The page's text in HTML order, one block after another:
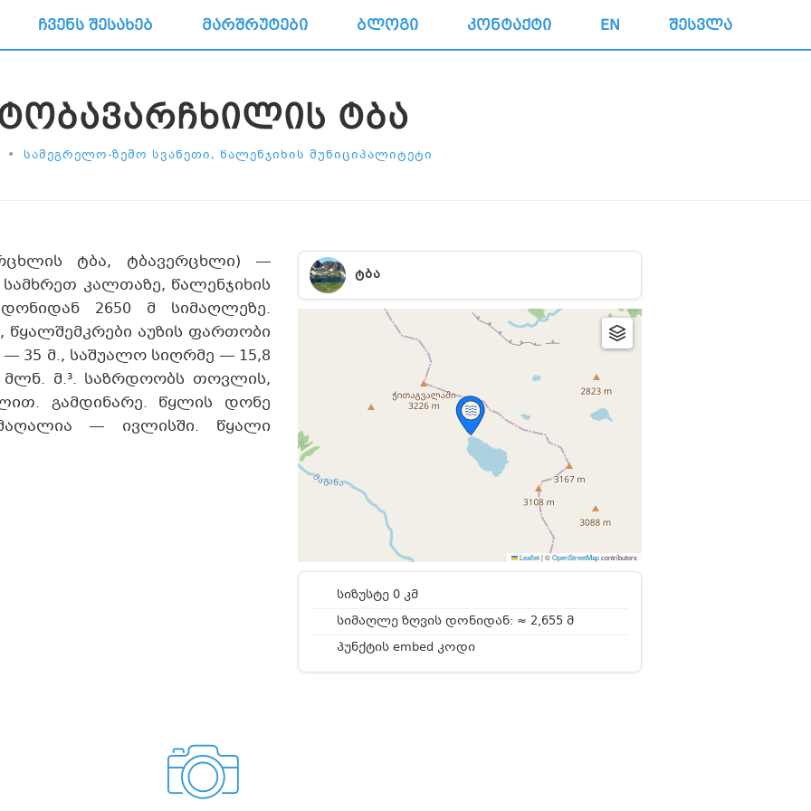
ᲩᲕᲔᲜᲡ ᲨᲔᲡᲐᲮᲔᲑ ᲛᲐᲠᲨᲠᲣᲢᲔᲑᲘ ᲑᲚᲝᲒᲘ ᲙᲝᲜᲢᲐᲥᲢᲘ EN ᲨᲔᲡᲕᲚᲐ
ᲢᲑᲐ
• ᲡᲐᲛᲔᲒᲠᲔᲚᲝ-ᲖᲔᲛᲝ ᲡᲕᲐᲜᲔᲗᲘ, ᲬᲐᲚᲔᲜᲯᲘᲮᲘᲡ ᲛᲣᲜᲘᲪᲘᲞᲐᲚᲘᲢᲔᲢᲘ
ᲢᲑᲐ
Leaflet|©OpenStreetMapcontributors
სიზუსტე 0 კმ
სიმაღლე ზღვის დონიდან: ≈ 2,655 მ
პუნქტის embed კოდი
ტბა, ტბავერცხლი) —
კალთაზე, წალენჯიხის
2650 მ სიმაღლეზე.
წყალშემკრები აუზის ფართობი
35 მ., საშუალო სიღრმე — 15,8
მ.³. საზრდოობს თოვლის,
გამდინარე. წყლის დონე
— ივლისში. წყალი